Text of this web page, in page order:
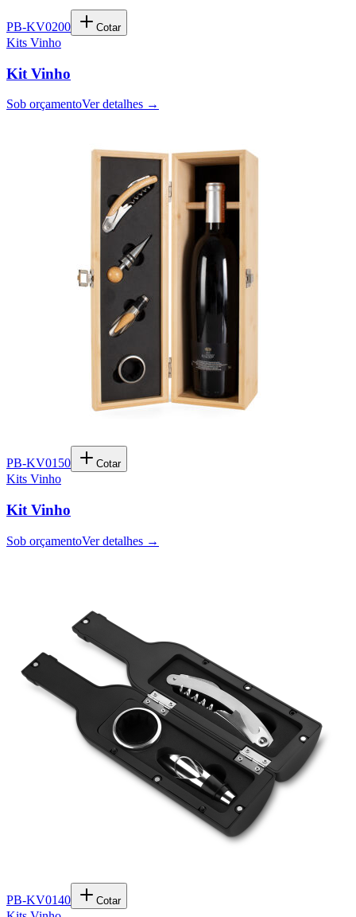
PB-KV0200 Cotar
Kits Vinho
Kit Vinho
Sob orçamentoVer detalhes →
PB-KV0150 Cotar
Kits Vinho
Kit Vinho
Sob orçamentoVer detalhes →
PB-KV0140 Cotar